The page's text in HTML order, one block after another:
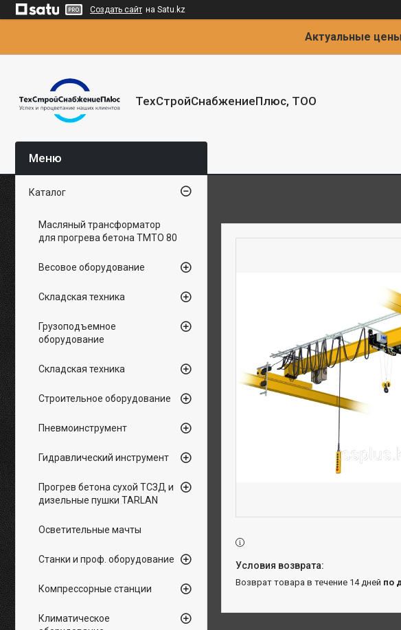
Создать сайт на Satu.kz
Актуальные
ТехСтройСнабжениеПлюс, ТОО
возврат товара в течение 14 дней по
Каталог
Масляный трансформатор
для прогрева бетона ТМТО 80
Весовое оборудование
Складская техника
Грузоподъемное
оборудование
Складская техника
Строительное оборудование
Пневмоинструмент
Гидравлический инструмент
Прогрев бетона сухой ТСЗД и
дизельные пушки TARLAN
Осветительные мачты
Станки и проф. оборудование
Компрессорные станции
Климатическое